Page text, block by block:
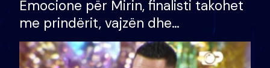
Emocione për Mirin, finalisti takohet
me prindërit, vajzën dhe
bashkëshorten: S’kemi ndonjë letër
divorci apo jo?